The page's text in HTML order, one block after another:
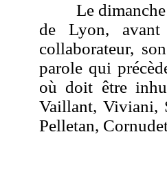
Le
de Lyon,
collaborateur,
parole qui
où doit être
Vaillant, Viviani,
Pelletan,